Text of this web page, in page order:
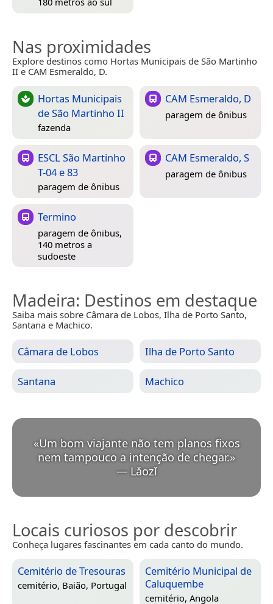
Nas proximidades
Explore destinos como Hortas Municipais de São Martinho
II e CAM Esmeraldo, D.
Hortas Municipais
de São Martinho II
fazenda
CAM Esmeraldo, D
paragem de ônibus
ESCL São Martinho
T-04 e 83
paragem de ônibus
CAM Esmeraldo, S
paragem de ônibus
Termino
paragem de ônibus,
140 metros a
sudoeste
Madeira: Destinos em destaque
Saiba mais sobre Câmara de Lobos, Ilha de Porto Santo,
Santana e Machico.
Câmara de Lobos Ilha de Porto Santo
Santana Machico
«Um bom viajante não tem planos fixos
nem tampouco a intenção de chegar.
— Lǎozǐ
Locais curiosos por descobrir
Conheça lugares fascinantes em cada canto do mundo.
Cemitério de Tresouras
cemitério, Baião, Portugal
Cemitério Municipal de
Caluquembe
cemitério, Angola